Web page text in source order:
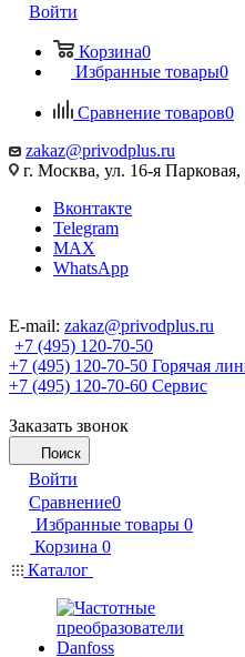
Войти
Корзина0
Избранные товары0
Сравнение товаров0
zakaz@privodplus.ru
г. Москва, ул. 16-я Парковая,
Вконтакте
Telegram
MAX
WhatsApp
E-mail: zakaz@privodplus.ru
+7 (495) 120-70-50
+7 (495) 120-70-50 Горячая
+7 (495) 120-70-60 Сервис
Заказать звонок
Поиск
Войти
Сравнение0
Избранные товары 0
Корзина 0
Каталог